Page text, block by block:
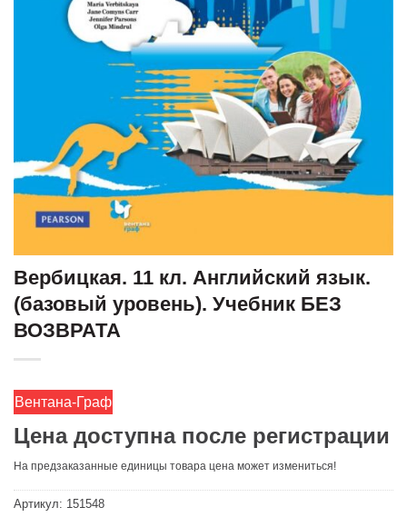
Вербицкая. 11 кл. Английский язык.
(базовый уровень). Учебник БЕЗ
ВОЗВРАТА
Вентана-Граф
Цена доступна после регистрации
На предзаказанные единицы товара цена может измениться!
Артикул: 151548